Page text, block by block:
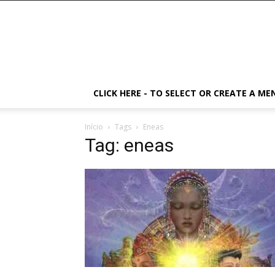
CLICK HERE - TO SELECT OR CREATE A
Início Tags Eneas
Tag: eneas